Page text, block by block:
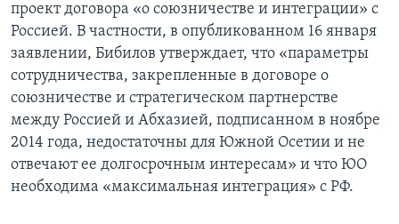
проект договора «о союзничестве и интеграции» с
Россией. В частности, в опубликованном 16 января
заявлении, Бибилов утверждает, что «параметры
сотрудничества, закрепленные в договоре о
союзничестве и стратегическом партнерстве
между Россией и Абхазией, подписанном в ноябре
2014 года, недостаточны для Южной Осетии и не
отвечают ее долгосрочным интересам» и что ЮО
необходима «максимальная интеграция» с РФ.